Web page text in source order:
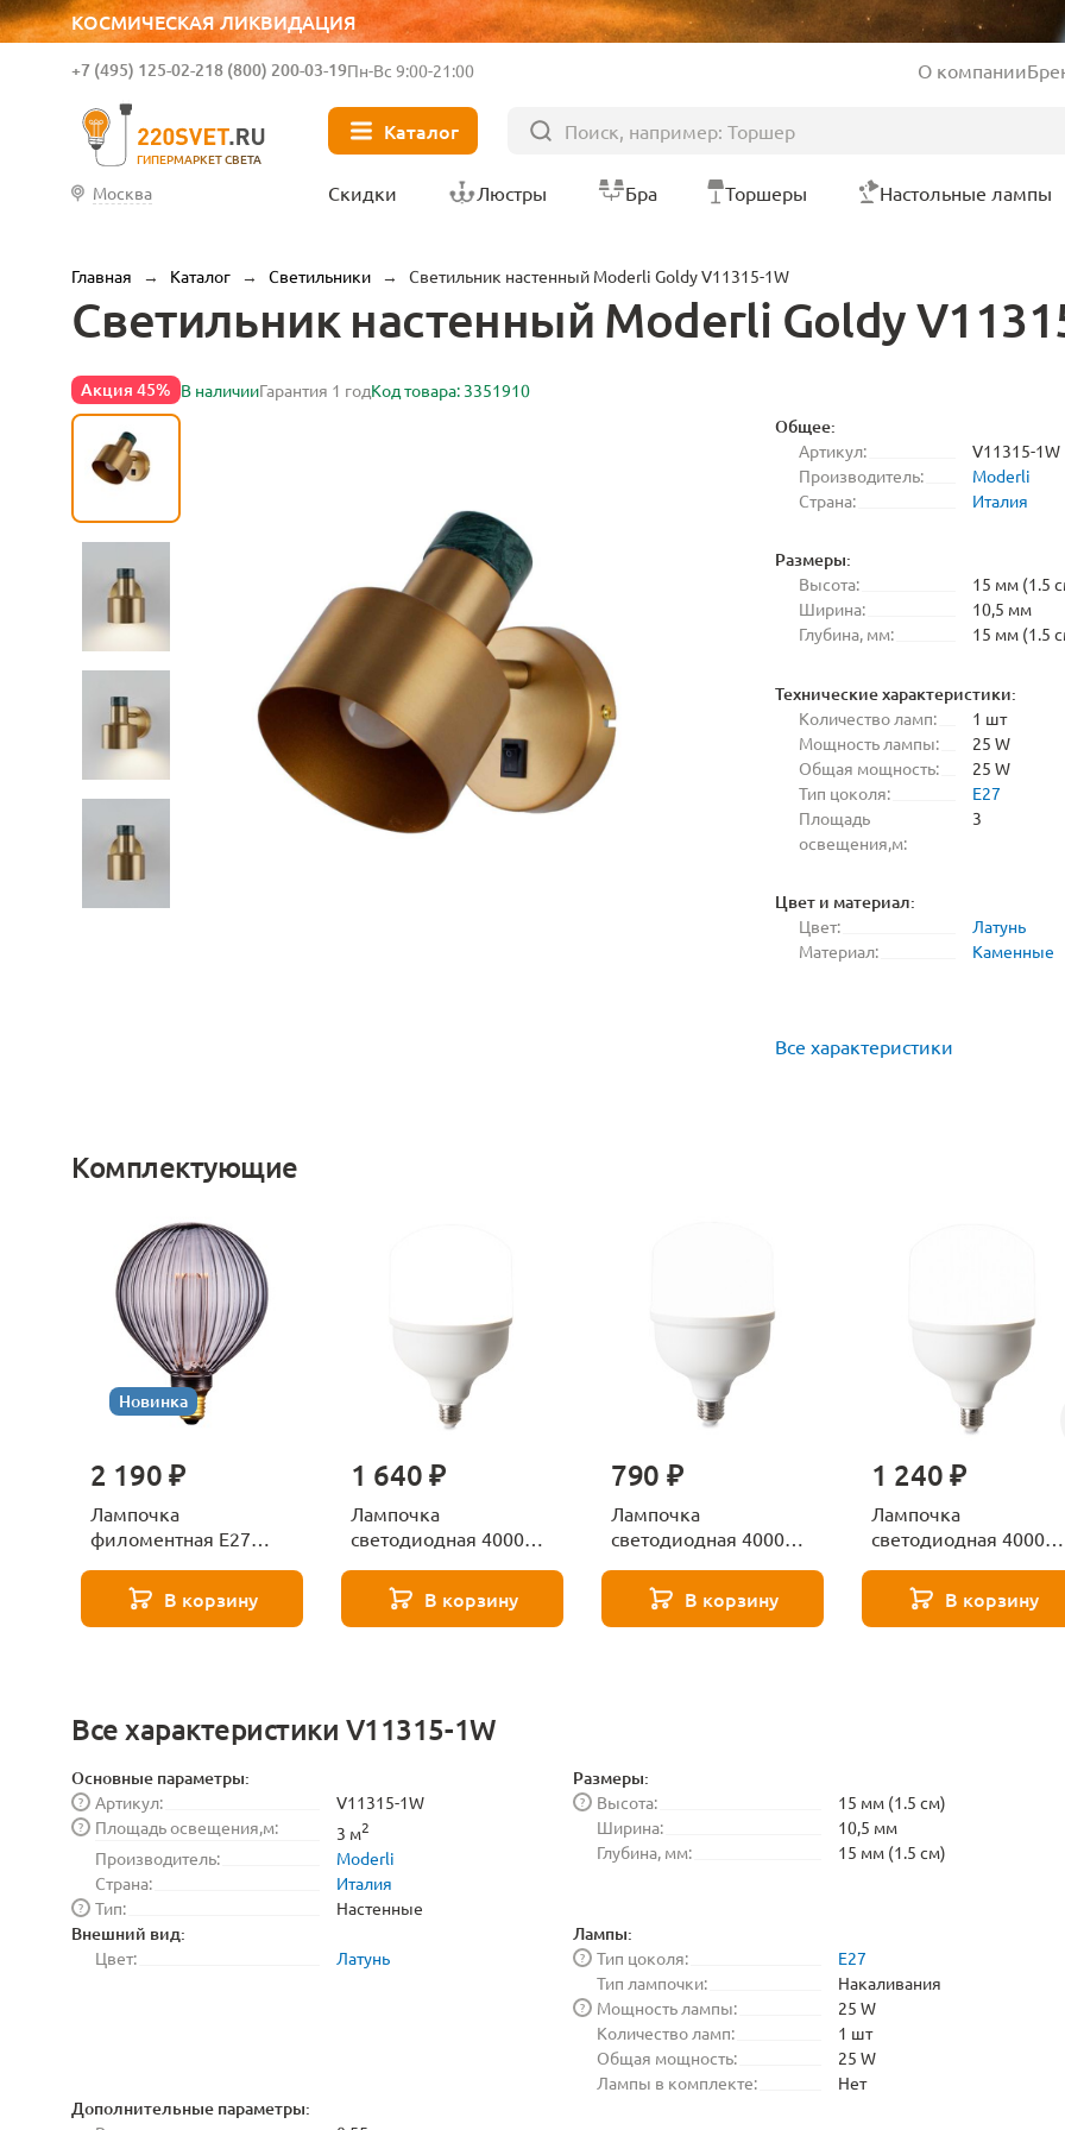
КОСМИЧЕСКАЯ ЛИКВИДАЦИЯ
ГИПЕРМАРКЕТ СВЕТА
+7 (495) 125-02-218 (800) 200-03-19Пн-Вс 9:00-21:00 О компании
Каталог
Москва Скидки Люстры Бра Торшеры Настольные лампы
Главная → Каталог → Светильники → Светильник настенный Moderli Goldy V11315-1W
Светильник настенный Moderli Goldy
Акция 45% В наличииГарантия 1 годКод товара: 3351910
Общее:
Артикул:
V11315-1W
Производитель:
Moderli
Страна:
Италия
Размеры:
Высота:
15 мм (1.5
Ширина:
10,5 мм
Глубина, мм:
15 мм (1.5
Технические характеристики:
Количество ламп:
1 шт
Мощность лампы:
25 W
Общая мощность:
25 W
Тип цоколя:
E27
Площадь
освещения,м:
3
Цвет и материал:
Цвет:
Латунь
Материал:
Каменные
Все характеристики
Комплектующие
Новинка
2 190 ₽
Лампочка
филоментная Е27
8529
В корзину
1 640 ₽
Лампочка
светодиодная 4000К
271 8589В корзину
790 ₽
Лампочка
светодиодная 4000К
271 8587В корзину
1 240 ₽
Лампочка
светодиодная 4000К
271 8588В корзину
Все характеристики V11315-1W
Основные параметры:
Артикул:
?
V11315-1W
Площадь освещения,м:
? 3 м2
Производитель:
Moderli
Страна:
Италия
Тип:
? Настенные
Размеры:
Высота:
?
15 мм (1.5 см)
Ширина:
10,5 мм
Глубина, мм:
15 мм (1.5 см)
Внешний вид:
Цвет: Латунь
Лампы:
Тип цоколя:
?
E27
Тип лампочки:
Накаливания
Мощность лампы:
?
25 W
Количество ламп:
1 шт
Общая мощность:
25 W
Лампы в комплекте:
Нет
Дополнительные параметры: